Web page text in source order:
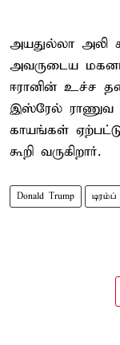
அயதுல்லா அலி
அவருடைய
ஈரானின் உச்ச
இஸ்ரேல் ராணுவ
காயங்கள்
கூறி வருகிறார்.
Donald Trump டிரம்ப்